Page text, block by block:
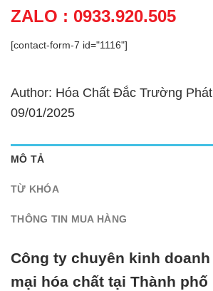
ZALO : 0933.920.505
[contact-form-7 id="1116"]
Author: Hóa Chất Đắc Trường
09/01/2025
MÔ TẢ
TỪ KHÓA
THÔNG TIN MUA HÀNG
Công ty chuyên kinh
mại hóa chất tại Thành phố